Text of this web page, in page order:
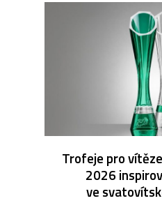
Trofeje pro
2026
ve